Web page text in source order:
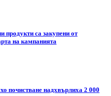
продукти са закупени от
на кампанията
почистване надхвърлиха 2 000